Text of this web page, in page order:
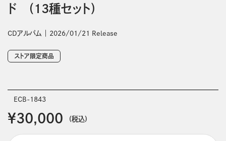
ド (13種セット)
CDアルバム 2026/01/21 Release
ストア限定商品
ECB-1843
￥30,000 (税込)